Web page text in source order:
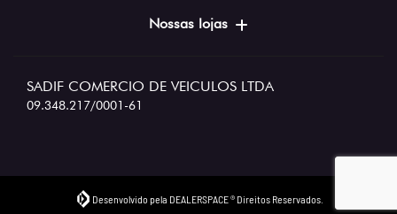
Nossas lojas
SADIF COMERCIO DE VEICULOS LTDA
09.348.217/0001-61
Desenvolvido pela DEALERSPACE ® Direitos Reservados.